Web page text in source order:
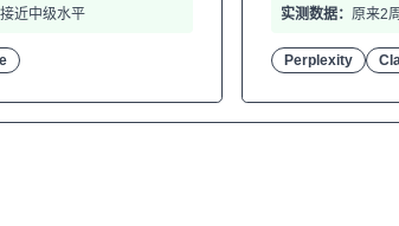
近中级水平 实测数据： 原来2
Perplexity